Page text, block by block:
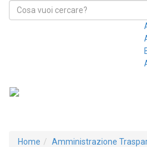
Home
Amministrazione